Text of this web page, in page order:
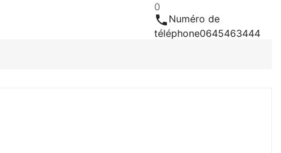
0
 Numéro de
téléphone0645463444